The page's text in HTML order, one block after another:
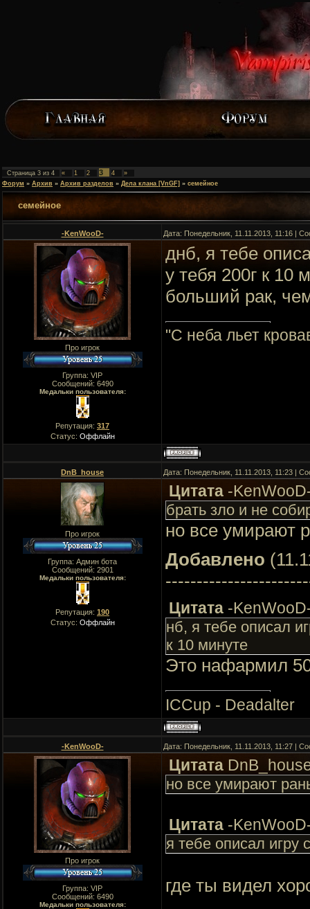
Страница 3 из 4 « 1 2 3 4
»
Форум » Архив » Архив разделов » Дела клана [VnGF] » семейное
семейное
-KenWooD- Дата: Понедельник, 11.11.2013, 11:16 |
Про игрок
Группа: VIP
Сообщений: 6490
Медальки пользователя:
Репутация: 317
Статус: Оффлайн
днб, я тебе
у тебя 200г к 10
больший рак,
"C неба льет
DnB_house Дата: Понедельник, 11.11.2013, 11:23 |
Про игрок
Группа: Админ бота
Сообщений: 2901
Медальки пользователя:
Репутация: 190
Статус: Оффлайн
Цитата -
брать зло и не
но все умирают
Добавлено
Цитата -
нб, я тебе описал
к 10 минуте
Это нафармил
ICCup - Deadalter
-KenWooD- Дата: Понедельник, 11.11.2013, 11:27 |
Про игрок
Группа: VIP
Сообщений: 6490
Медальки пользователя:
Цитата
но все умирают
Цитата -
я тебе описал игру
где ты видел